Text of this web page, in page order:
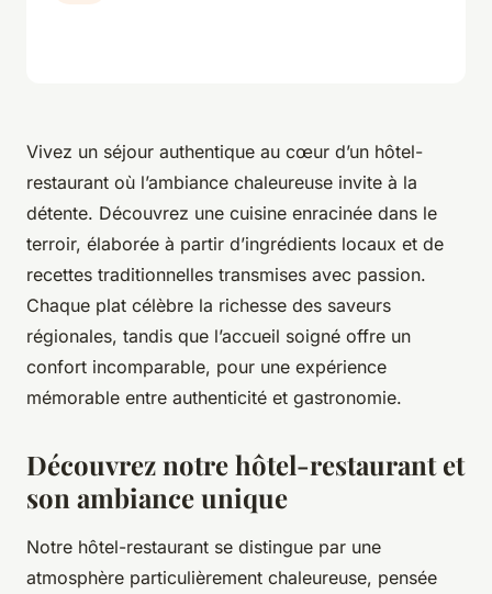
Vivez un séjour authentique au cœur d’un hôtel-
restaurant où l’ambiance chaleureuse invite à la
détente. Découvrez une cuisine enracinée dans le
terroir, élaborée à partir d’ingrédients locaux et de
recettes traditionnelles transmises avec passion.
Chaque plat célèbre la richesse des saveurs
régionales, tandis que l’accueil soigné offre un
confort incomparable, pour une expérience
mémorable entre authenticité et gastronomie.
Découvrez notre hôtel-restaurant et
son ambiance unique
Notre hôtel-restaurant se distingue par une
atmosphère particulièrement chaleureuse, pensée